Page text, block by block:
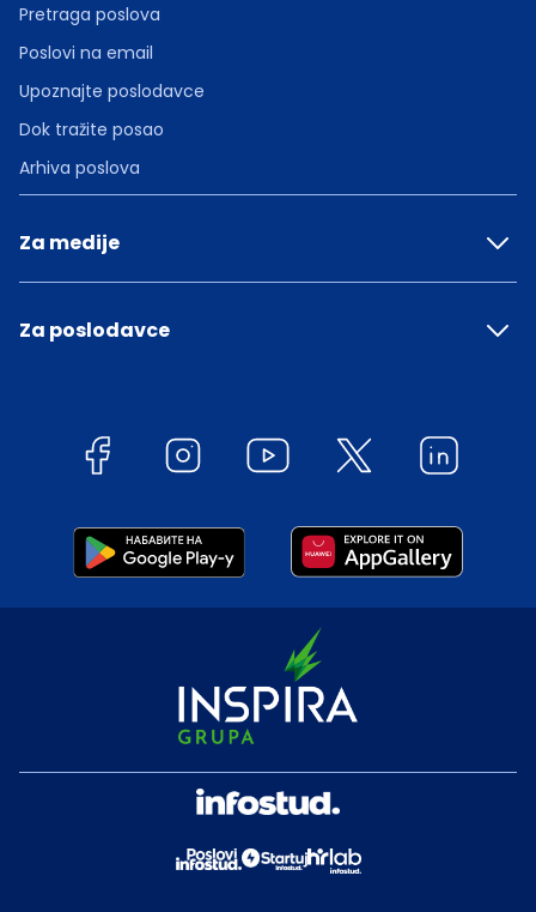
Pretraga poslova
Poslovi na email
Upoznajte poslodavce
Dok tražite posao
Arhiva poslova
Za medije
Za poslodavce